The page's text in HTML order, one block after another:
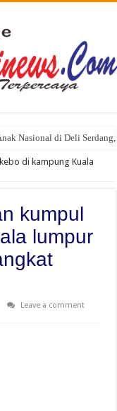
Nasional di Deli
Bupati Deli Serdang.
di kampung Kuala
kumpul
lumpur
Leave a comment